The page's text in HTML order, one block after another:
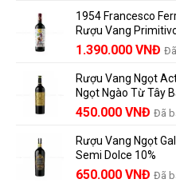
biết
là:
495.000 VNĐ.
tại
là:
1954 Francesco
Rượu Vang
Giá
là:
1.529.000 VNĐ.
1.390.000 VNĐ Giá
tại
là:
Rượu Vang Ngọt
Ngọt Ngào Từ Tây
450.000 VNĐ Đã
Rượu Vang Ngọt
Semi Dolce 10%
650.000 VNĐ Đã